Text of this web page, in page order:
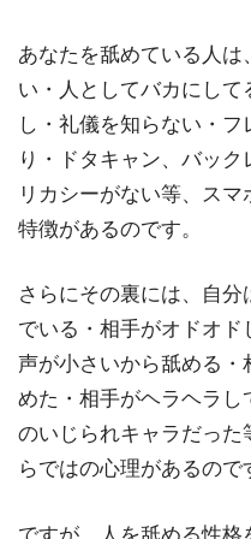
あなたを舐めている人
い・人としてバカにし
し・礼儀を知らない・
り・ドタキャン、バッ
リカシーがない等、ス
特徴があるのです。
さらにその裏には、自
でいる・相手がオドオ
声が小さいから舐める
めた・相手がヘラヘラ
のいじられキャラだっ
らではの心理があるので